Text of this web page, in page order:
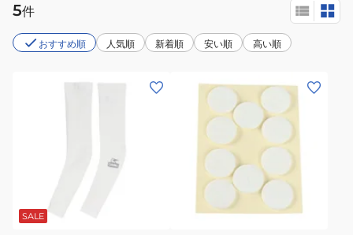
5件
おすすめ順 人気順 新着順 安い順 高い順
SALE